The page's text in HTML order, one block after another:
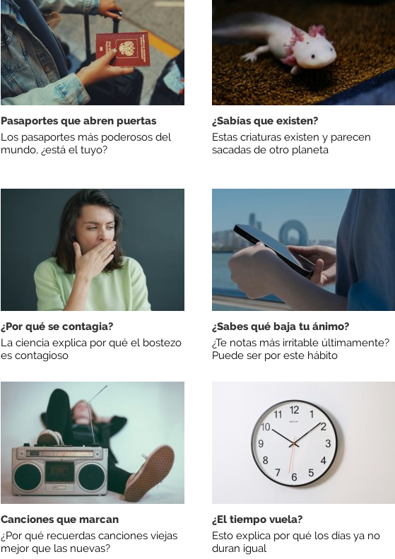
Pasaportes que abren puertas
Los pasaportes más poderosos del
mundo, ¿está el tuyo?
¿Sabías que existen?
Estas criaturas existen y parecen
sacadas de otro planeta
¿Por qué se contagia?
La ciencia explica por qué el bostezo
es contagioso
¿Sabes qué baja tu ánimo?
¿Te notas más irritable últimamente?
Puede ser por este hábito
Canciones que marcan
¿Por qué recuerdas canciones viejas
mejor que las nuevas?
¿El tiempo vuela?
Esto explica por qué los días ya no
duran igual